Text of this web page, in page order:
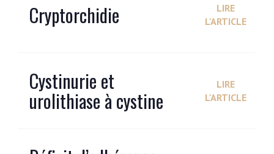
Cryptorchidie
LIRE
L'ARTICLE
Cystinurie et
urolithiase à cystine
LIRE
L'ARTICLE